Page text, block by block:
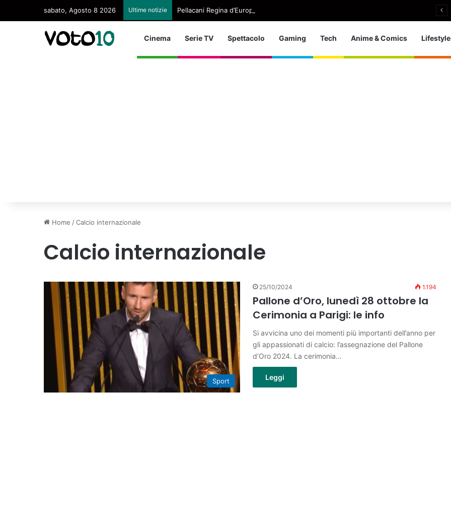
sabato, Agosto 8 2026 Ultime notizie Pellacani Regina d’Europa dei tuffi: a Parigi 5 ori per l’azzurra
Cinema Serie TV Spettacolo Gaming Tech Anime & Comics Lifestyle
Home /Calcio internazionale
Calcio internazionale
Sport
25/10/2024 1.194
Pallone d’Oro, lunedì 28 ottobre la
Cerimonia a Parigi: le info
Si avvicina uno dei momenti più importanti dell’anno per
gli appassionati di calcio: l’assegnazione del Pallone
d’Oro 2024. La cerimonia…
Leggi